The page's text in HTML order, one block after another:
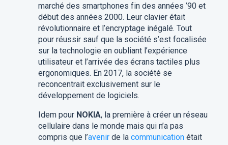
marché des smartphones fin des années ’90 et
début des années 2000. Leur clavier était
révolutionnaire et l’encryptage inégalé. Tout
pour réussir sauf que la société s’est focalisée
sur la technologie en oubliant l’expérience
utilisateur et l’arrivée des écrans tactiles plus
ergonomiques. En 2017, la société se
reconcentrait exclusivement sur le
développement de logiciels.
Idem pour NOKIA, la première à créer un réseau
cellulaire dans le monde mais qui n’a pas
compris que l’avenirde la communicationétait